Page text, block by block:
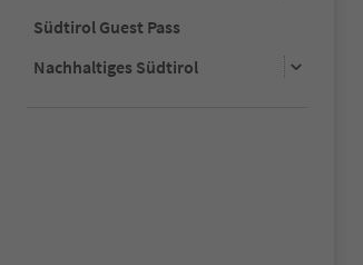
Südtirol Guest Pass
Nachhaltiges Südtirol